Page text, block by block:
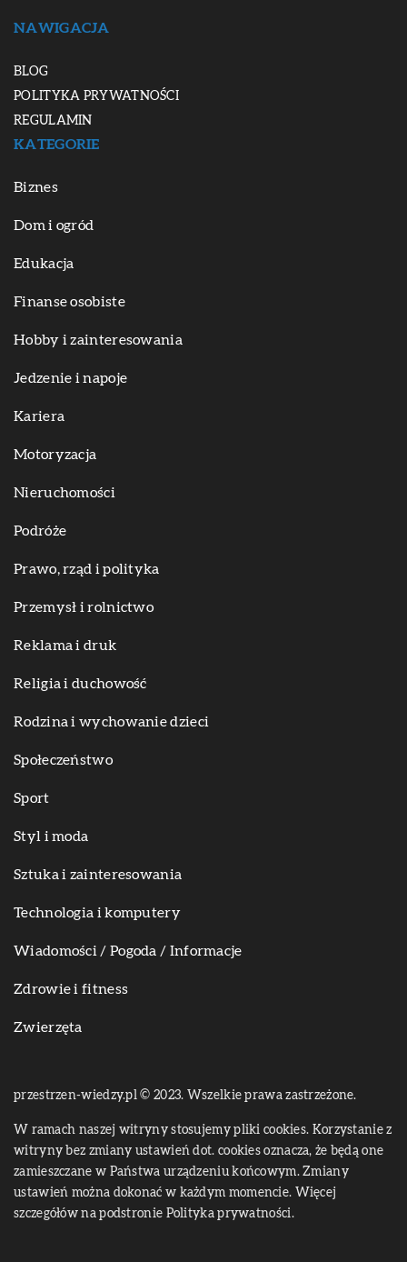
NAWIGACJA
BLOG
POLITYKA PRYWATNOŚCI
REGULAMIN
KATEGORIE
Biznes
Dom i ogród
Edukacja
Finanse osobiste
Hobby i zainteresowania
Jedzenie i napoje
Kariera
Motoryzacja
Nieruchomości
Podróże
Prawo, rząd i polityka
Przemysł i rolnictwo
Reklama i druk
Religia i duchowość
Rodzina i wychowanie dzieci
Społeczeństwo
Sport
Styl i moda
Sztuka i zainteresowania
Technologia i komputery
Wiadomości / Pogoda / Informacje
Zdrowie i fitness
Zwierzęta
przestrzen-wiedzy.pl © 2023. Wszelkie prawa zastrzeżone.
W ramach naszej witryny stosujemy pliki cookies. Korzystanie z
witryny bez zmiany ustawień dot. cookies oznacza, że będą one
zamieszczane w Państwa urządzeniu końcowym. Zmiany
ustawień można dokonać w każdym momencie. Więcej
szczegółów na podstronie Polityka prywatności.